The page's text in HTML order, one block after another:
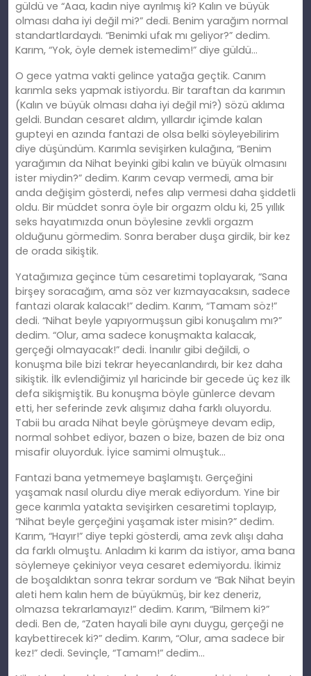
güldü ve “Aaa, kadın niye ayrılmış ki? Kalın ve büyük
olması daha iyi değil mi?” dedi. Benim yarağım normal
standartlardaydı. “Benimki ufak mı geliyor?” dedim.
Karım, “Yok, öyle demek istemedim!” diye güldü…
O gece yatma vakti gelince yatağa geçtik. Canım
karımla seks yapmak istiyordu. Bir taraftan da karımın
(Kalın ve büyük olması daha iyi değil mi?) sözü aklıma
geldi. Bundan cesaret aldım, yıllardır içimde kalan
gupteyi en azında fantazi de olsa belki söyleyebilirim
diye düşündüm. Karımla sevişirken kulağına, “Benim
yarağımın da Nihat beyinki gibi kalın ve büyük olmasını
ister miydin?” dedim. Karım cevap vermedi, ama bir
anda değişim gösterdi, nefes alıp vermesi daha şiddetli
oldu. Bir müddet sonra öyle bir orgazm oldu ki, 25 yıllık
seks hayatımızda onun böylesine zevkli orgazm
olduğunu görmedim. Sonra beraber duşa girdik, bir kez
de orada sikiştik.
Yatağımıza geçince tüm cesaretimi toplayarak, “Sana
birşey soracağım, ama söz ver kızmayacaksın, sadece
fantazi olarak kalacak!” dedim. Karım, “Tamam söz!”
dedi. “Nihat beyle yapıyormuşsun gibi konuşalım mı?”
dedim. “Olur, ama sadece konuşmakta kalacak,
gerçeği olmayacak!” dedi. İnanılır gibi değildi, o
konuşma bile bizi tekrar heyecanlandırdı, bir kez daha
sikiştik. İlk evlendiğimiz yıl haricinde bir gecede üç kez ilk
defa sikişmiştik. Bu konuşma böyle günlerce devam
etti, her seferinde zevk alışımız daha farklı oluyordu.
Tabii bu arada Nihat beyle görüşmeye devam edip,
normal sohbet ediyor, bazen o bize, bazen de biz ona
misafir oluyorduk. İyice samimi olmuştuk…
Fantazi bana yetmemeye başlamıştı. Gerçeğini
yaşamak nasıl olurdu diye merak ediyordum. Yine bir
gece karımla yatakta sevişirken cesaretimi toplayıp,
“Nihat beyle gerçeğini yaşamak ister misin?” dedim.
Karım, “Hayır!” diye tepki gösterdi, ama zevk alışı daha
da farklı olmuştu. Anladım ki karım da istiyor, ama bana
söylemeye çekiniyor veya cesaret edemiyordu. İkimiz
de boşaldıktan sonra tekrar sordum ve “Bak Nihat beyin
aleti hem kalın hem de büyükmüş, bir kez deneriz,
olmazsa tekrarlamayız!” dedim. Karım, “Bilmem ki?”
dedi. Ben de, “Zaten hayali bile aynı duygu, gerçeği ne
kaybettirecek ki?” dedim. Karım, “Olur, ama sadece bir
kez!” dedi. Sevinçle, “Tamam!” dedim…